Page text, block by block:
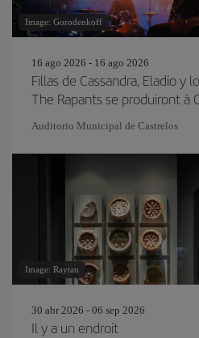
Image: Gorodenkoff
16 ago 2026 - 16 ago 2026
Fillas de Cassandra, Eladio y
The Rapants se produiront à
Auditorio Municipal de Castrelos
Image: Raytan
30 abr 2026 - 06 sep 2026
Il y a un endroit